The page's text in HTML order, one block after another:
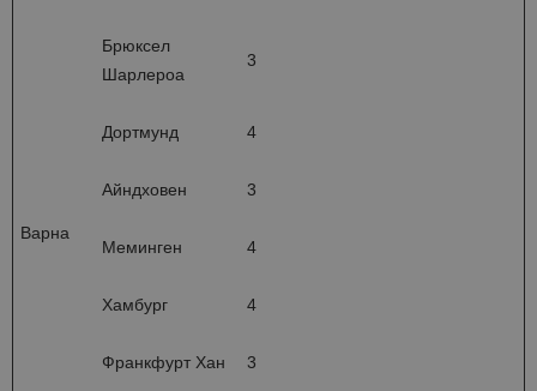
Варна
Брюксел
Шарлероа
3
Дортмунд 4
Айндховен 3
Меминген 4
Хамбург 4
Франкфурт Хан 3